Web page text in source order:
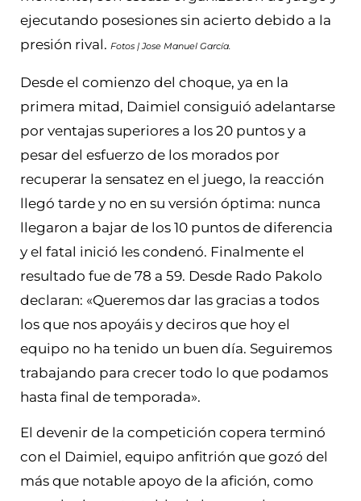
ejecutando posesiones sin acierto debido a la
presión rival. Fotos | Jose Manuel García.
Desde el comienzo del choque, ya en la
primera mitad, Daimiel consiguió adelantarse
por ventajas superiores a los 20 puntos y a
pesar del esfuerzo de los morados por
recuperar la sensatez en el juego, la reacción
llegó tarde y no en su versión óptima: nunca
llegaron a bajar de los 10 puntos de diferencia
y el fatal inició les condenó. Finalmente el
resultado fue de 78 a 59. Desde Rado Pakolo
declaran: «Queremos dar las gracias a todos
los que nos apoyáis y deciros que hoy el
equipo no ha tenido un buen día. Seguiremos
trabajando para crecer todo lo que podamos
hasta final de temporada».
El devenir de la competición copera terminó
con el Daimiel, equipo anfitrión que gozó del
más que notable apoyo de la afición, como